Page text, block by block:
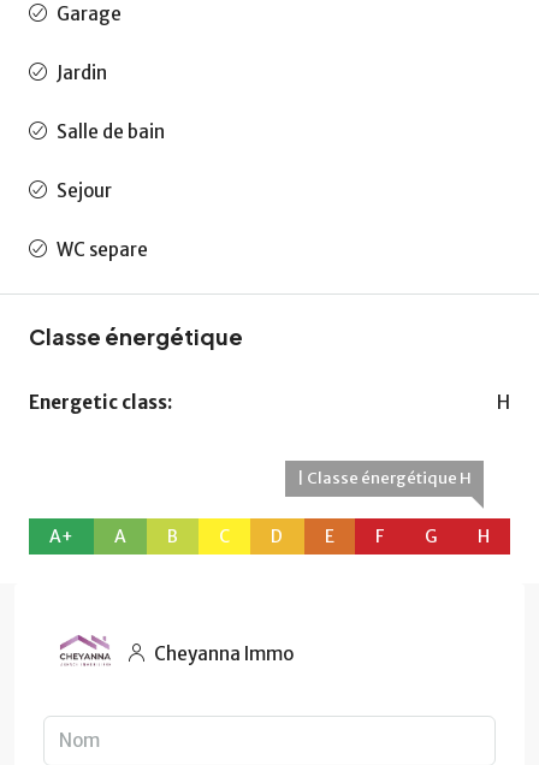
Garage
Jardin
Salle de bain
Sejour
WC separe
Classe énergétique
Energetic class: H
A+ A B C D E F G
| Classe énergétique H
H
Cheyanna Immo